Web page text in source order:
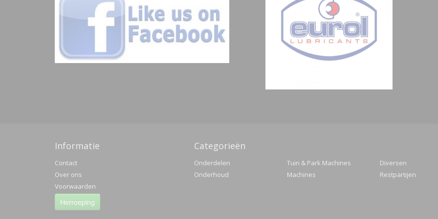
Informatie
Contact
Over ons
Voorwaarden
Herroeping
Categorieën
Onderdelen
Onderhoud
Tuin & Park Machines
Machines
Diversen
Restpartijen